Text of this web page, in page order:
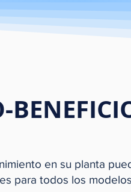
en su planta
para todos los